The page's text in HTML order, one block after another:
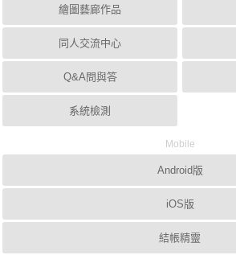
繪圖藝廊作品
同人交流中心
Q&A問與答
系統檢測
Mobile
Android版
iOS版
結帳精靈